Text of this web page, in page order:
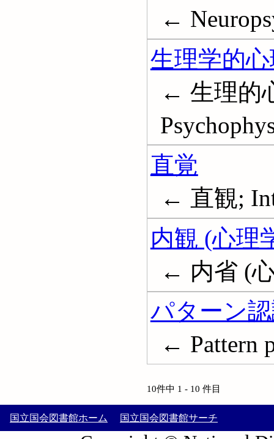
←
生理学的
← 生理的
直覚
← 直観;
内観 (心理
← 内省 (
パターン
← Pattern
10件中 1 - 10 件目
国立国会図書館ホーム 国立国会図書館サーチ